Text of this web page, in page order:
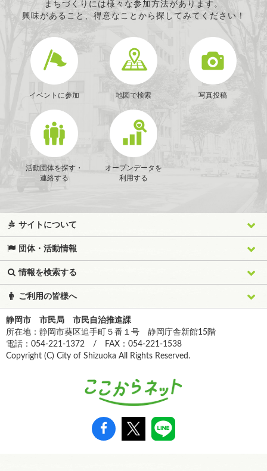
まちづくりには様々な参加方法があります。
興味があること、得意なことから探してみてください！
イベントに参加 地図で検索 写真投稿
活動団体を探す・
連絡する
オープンデータを
利用する
サイトについて
団体・活動情報
情報を検索する
ご利用の皆様へ
静岡市 市民局 市民自治推進課
所在地：静岡市葵区追手町５番１号 静岡庁舎新館15階
電話：054-221-1372 / FAX：054-221-1538
Copyright (C) City of Shizuoka All Rights Reserved.